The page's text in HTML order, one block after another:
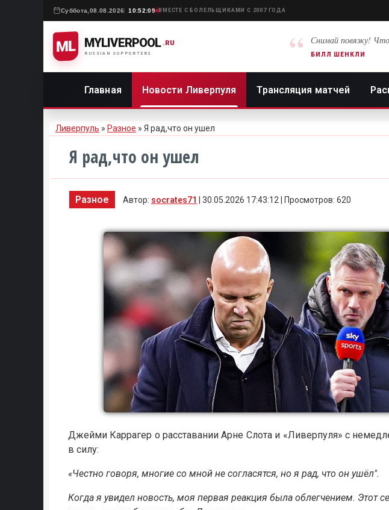
Суббота, 08.08.2026 10:52:09 ВМЕСТЕ С БОЛЕЛЬЩИКАМИ С 2007 ГОДА
ML MYLIVERPOOL
RUSSIAN SUPPORTERS
.RU “ Снимай повязку!
БИЛЛ ШЕНКЛИ
Главная Новости Ливерпуля Трансляция матчей
Ливерпуль » Разное » Я рад,что он ушел
Я рад,что он ушел
Разное Автор: socrates71 | 30.05.2026 17:43:12 | Просмотров: 620
Джейми Каррагер о расставании Арне Слота и «Ливерпуля» с
в силу:
«Честно говоря, многие со мной не согласятся, но я рад, что он ушёл".
Когда я увидел новость, моя первая реакция была облегчением. Этот